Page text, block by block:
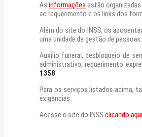
Asinformações estão
ao requerimento e os links dos
Além do site do INSS, os
uma unidade de gestão de pessoas.
Auxilio funeral, desbloqueio de
administrativo, requerimento
1358.
Para os serviços listados acima,
exigências.
Acesse o site do INSS clicando aqui